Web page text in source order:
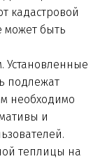
кадастровой
может быть
Установленные
подлежат
необходимо
и
теплицы на